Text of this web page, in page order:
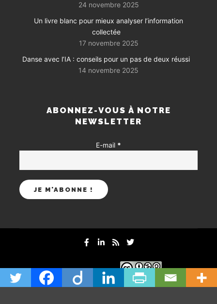
24 novembre 2025
Un livre blanc pour mieux analyser l’information
collectée
17 novembre 2025
Danse avec l’IA : conseils pour un pas de deux réussi
14 novembre 2025
ABONNEZ-VOUS À NOTRE
NEWSLETTER
E-mail *
mentions-legales